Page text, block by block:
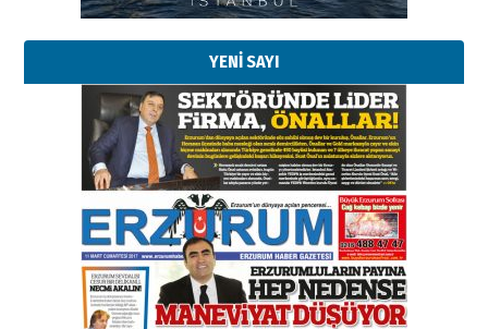
YENİ SAYI
29 Haziran 2026 Pazartesi
Kenan GÜLERCİ
Murat Şahsuvaroğlu ERKON’da
çıtayı yukarı taşırken,
yönetimdekiler aşağı
çekmemeli!
17 Şubat 2026 SalıOrhan BOZKURT
Bir fotoğraf, bir şehir, bir
gazeteci… Dizginler kimin
elinde?
31 Mart 2026 Salı
A. Berhan Yılmaz
BİR BÖLÜM DEĞİL, BİR ÖMÜR
SEÇİYORSUNUZ… “NEDEN